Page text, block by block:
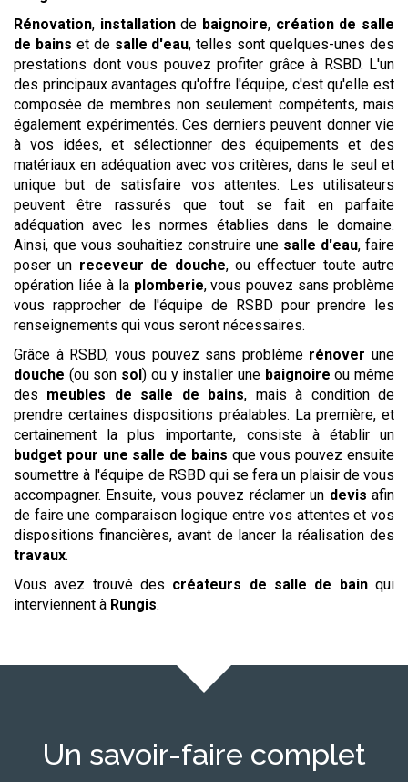
Rénovation, installationde baignoire, création de salle
de bains et de salle d'eau, telles sont quelques-unes des
prestations dont vous pouvez profiter grâce à RSBD. L'un
des principaux avantages qu'offre l'équipe, c'est qu'elle est
composée de membres non seulement compétents, mais
également expérimentés. Ces derniers peuvent donner vie
à vos idées, et sélectionner des équipements et des
matériaux en adéquation avec vos critères, dans le seul et
unique but de satisfaire vos attentes. Les utilisateurs
peuvent être rassurés que tout se fait en parfaite
adéquation avec les normes établies dans le domaine.
Ainsi, que vous souhaitiez construire une salle d'eau, faire
poser un receveur de douche, ou effectuer toute autre
opération liée à la plomberie, vous pouvez sans problème
vous rapprocher de l'équipe de RSBD pour prendre les
renseignements qui vous seront nécessaires.
Grâce à RSBD, vous pouvez sans problème rénover une
douche (ou son sol) ou y installer une baignoire ou même
des meubles de salle de bains, mais à condition de
prendre certaines dispositions préalables. La première, et
certainement la plus importante, consiste à établir un
budget pour une salle de bains que vous pouvez ensuite
soumettre à l'équipe de RSBD qui se fera un plaisir de vous
accompagner. Ensuite, vous pouvez réclamer un devis afin
de faire une comparaison logique entre vos attentes et vos
dispositions financières, avant de lancer la réalisation des
travaux.
Vous avez trouvé des créateurs de salle de bainqui
interviennent à Rungis.
Un savoir-faire complet